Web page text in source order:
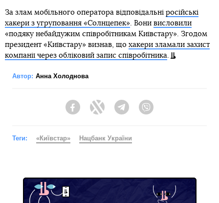
За злам мобільного оператора відповідальні російські
хакери з угруповання «Солнцепек». Вони висловили
«подяку небайдужим співробітникам Київстару». Згодом
президент «Київстару» визнав, що хакери зламали захист
компанії через обліковий запис співробітника.
Автор: Анна Холоднова
FacebookTwitter Telegram
Теги: «Київстар» Нацбанк України